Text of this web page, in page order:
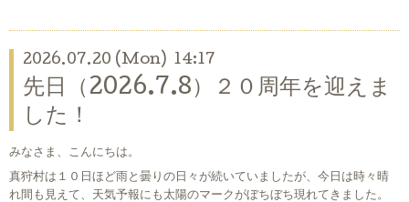
2026.07.20 (Mon) 14:17
先日（2026.7.8）２０周年を迎えま
した！
みなさま、こんにちは。
真狩村は１０日ほど雨と曇りの日々が続いていましたが、今日は時々晴
れ間も見えて、天気予報にも太陽のマークがぼちぼち現れてきました。